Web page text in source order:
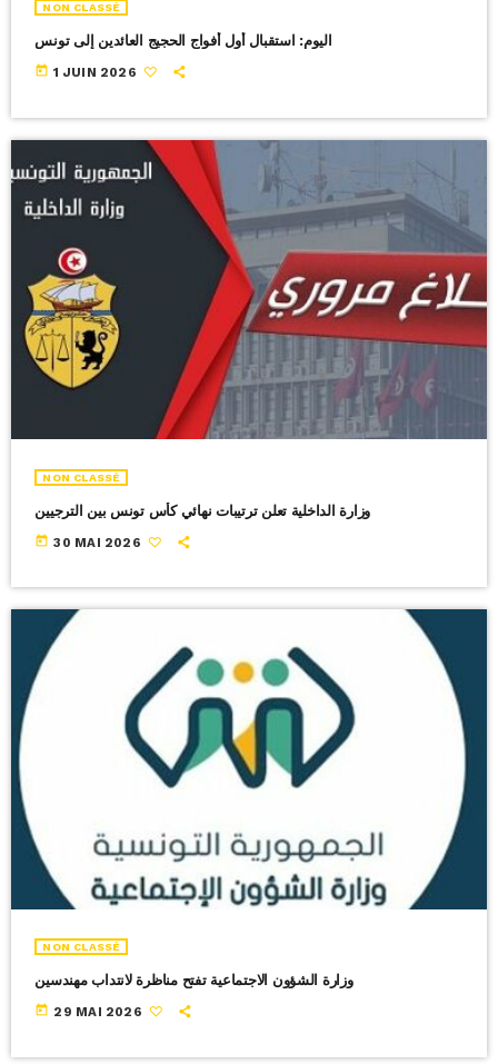
NON CLASSÉ
اليوم: استقبال أول أفواج الحجيج العائدين إلى تونس
today 1 JUIN 2026
NON CLASSÉ
وزارة الداخلية تعلن ترتيبات نهائي كأس تونس بين الترجيين
today 30 MAI 2026
NON CLASSÉ
وزارة الشؤون الاجتماعية تفتح مناظرة لانتداب مهندسين
today 29 MAI 2026